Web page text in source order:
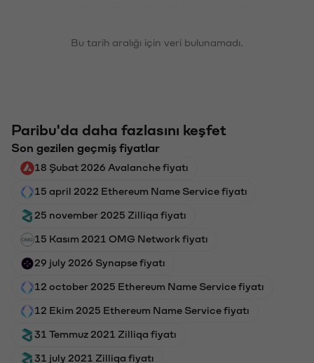
Bu tarih aralığı için veri bulunamadı.
Paribu'da daha fazlasını keşfet
Son gezilen geçmiş fiyatlar
18 Şubat 2026 Avalanche fiyatı
15 april 2022 Ethereum Name Service fiyatı
25 november 2025 Zilliqa fiyatı
15 Kasım 2021 OMG Network fiyatı
29 july 2026 Synapse fiyatı
12 october 2025 Ethereum Name Service fiyatı
12 Ekim 2025 Ethereum Name Service fiyatı
31 Temmuz 2021 Zilliqa fiyatı
31 july 2021 Zilliqa fiyatı